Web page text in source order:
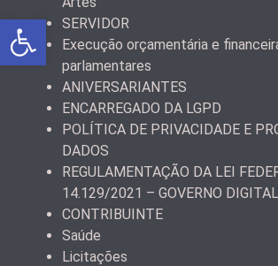
SERVIDOR
Execução orçamentária e
parlamentares
ANIVERSARIANTES
ENCARREGADO DA LGPD
POLÍTICA DE PRIVACIDADE E
DADOS
REGULAMENTAÇÃO DA LEI
14.129/2021 – GOVERNO DIGITAL
CONTRIBUINTE
Saúde
Licitações
Abrir a barra de